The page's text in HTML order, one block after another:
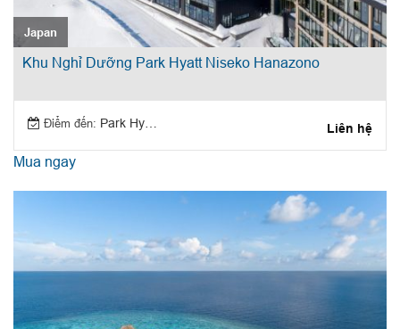
Japan
Khu Nghỉ Dưỡng Park Hyatt Niseko Hanazono
Điểm đến: Park Hyatt Niseko Hanazono, Nhật Bản Liên hệ
Mua ngay